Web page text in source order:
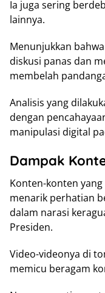
Ia juga sering
lainnya.
Menunjukkan
diskusi panas dan
membelah
Analisis yang
dengan
manipulasi digital
Dampak
Konten-konten
menarik perhatian
dalam narasi
Presiden.
Video-videonya di
memicu beragam